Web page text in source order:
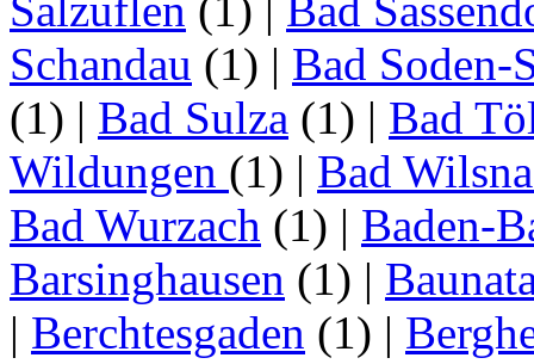
Salzuflen (1) | Bad
Schandau (1) | Bad Soden-
(1) | Bad Sulza (1) | Bad
Wildungen (1) | Bad
Bad Wurzach (1) | Baden-
Barsinghausen (1) |
| Berchtesgaden (1) |